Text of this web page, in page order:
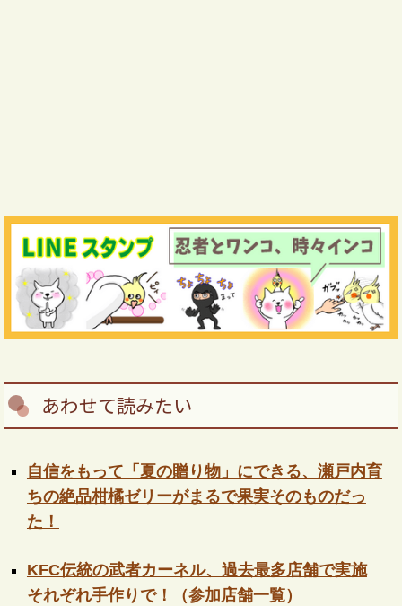
あわせて読みたい
自信をもって「夏の贈り物」にできる、瀬戸内育
ちの絶品柑橘ゼリーがまるで果実そのものだっ
た！
KFC伝統の武者カーネル、過去最多店舗で実施
それぞれ手作りで！（参加店舗一覧）